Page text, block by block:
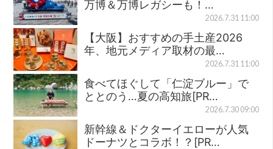
万博＆万博レガシーも！…
2026.7.31 11:00
【大阪】おすすめの手土産2026
年、地元メディア取材の最…
2026.7.31 11:00
食べてほぐして「仁淀ブルー」で
ととのう…夏の高知旅[PR…
2026.7.30 09:00
新幹線＆ドクターイエローが人気
ドーナツとコラボ！？[PR…